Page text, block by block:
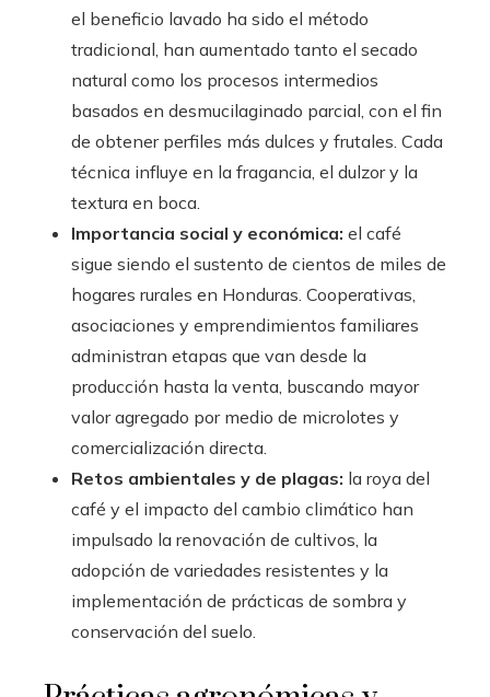
el beneficio lavado ha sido el método
tradicional, han aumentado tanto el secado
natural como los procesos intermedios
basados en desmucilaginado parcial, con el fin
de obtener perfiles más dulces y frutales. Cada
técnica influye en la fragancia, el dulzor y la
textura en boca.
Importancia social y económica: el café
sigue siendo el sustento de cientos de miles de
hogares rurales en Honduras. Cooperativas,
asociaciones y emprendimientos familiares
administran etapas que van desde la
producción hasta la venta, buscando mayor
valor agregado por medio de microlotes y
comercialización directa.
Retos ambientales y de plagas: la roya del
café y el impacto del cambio climático han
impulsado la renovación de cultivos, la
adopción de variedades resistentes y la
implementación de prácticas de sombra y
conservación del suelo.